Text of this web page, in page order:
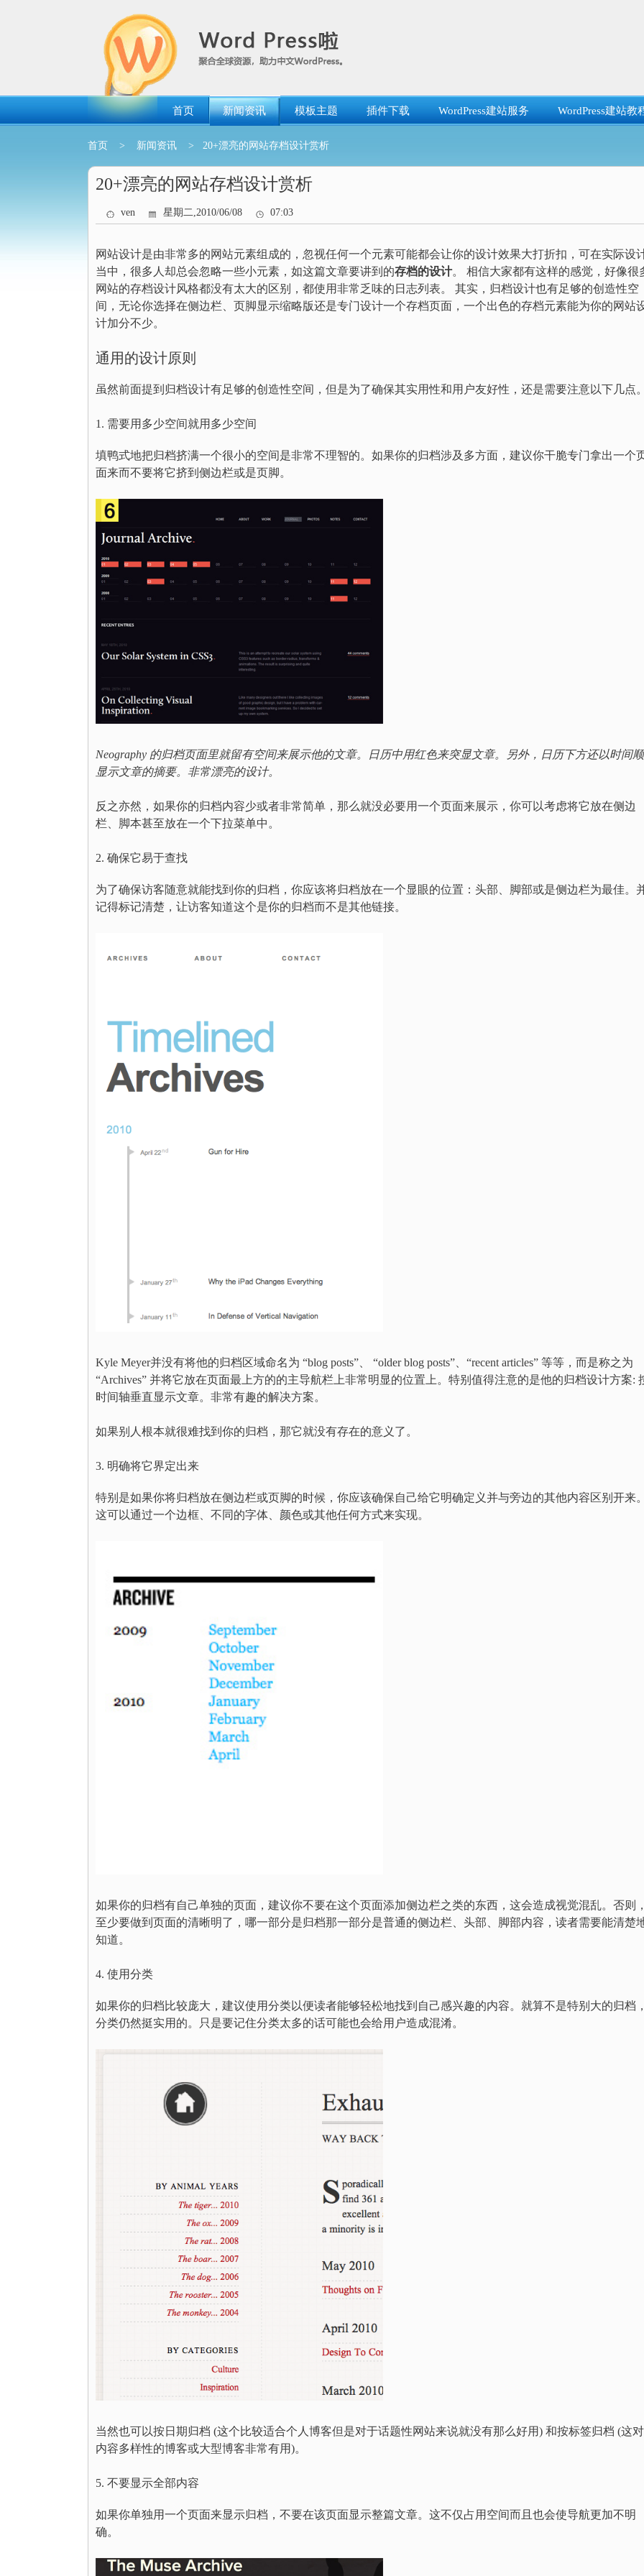
首页 新闻资讯 模板主题 插件下载 WordPress建站服务 WordPress建站教
首页 > 新闻资讯 > 20+漂亮的网站存档设计赏析
20+漂亮的网站存档设计赏析
ven 星期二,2010/06/08 07:03
网站设计是由非常多的网站元素组成的，忽视任何一个元素可能都会让你的设计效果大打折扣，可在实际设
当中，很多人却总会忽略一些小元素，如这篇文章要讲到的存档的设计。 相信大家都有这样的感觉，好像很
网站的存档设计风格都没有太大的区别，都使用非常乏味的日志列表。 其实，归档设计也有足够的创造性空
间，无论你选择在侧边栏、页脚显示缩略版还是专门设计一个存档页面，一个出色的存档元素能为你的网站
计加分不少。
通用的设计原则
虽然前面提到归档设计有足够的创造性空间，但是为了确保其实用性和用户友好性，还是需要注意以下几点
1. 需要用多少空间就用多少空间
填鸭式地把归档挤满一个很小的空间是非常不理智的。如果你的归档涉及多方面，建议你干脆专门拿出一个
面来而不要将它挤到侧边栏或是页脚。
Neography 的归档页面里就留有空间来展示他的文章。日历中用红色来突显文章。另外，日历下方还以时间
显示文章的摘要。非常漂亮的设计。
反之亦然，如果你的归档内容少或者非常简单，那么就没必要用一个页面来展示，你可以考虑将它放在侧边
栏、脚本甚至放在一个下拉菜单中。
2. 确保它易于查找
为了确保访客随意就能找到你的归档，你应该将归档放在一个显眼的位置：头部、脚部或是侧边栏为最佳。
记得标记清楚，让访客知道这个是你的归档而不是其他链接。
Kyle Meyer并没有将他的归档区域命名为 “blog posts”、 “older blog posts”、“recent articles” 等等，而是称之为
“Archives” 并将它放在页面最上方的的主导航栏上非常明显的位置上。特别值得注意的是他的归档设计方案:
时间轴垂直显示文章。非常有趣的解决方案。
如果别人根本就很难找到你的归档，那它就没有存在的意义了。
3. 明确将它界定出来
特别是如果你将归档放在侧边栏或页脚的时候，你应该确保自己给它明确定义并与旁边的其他内容区别开来
这可以通过一个边框、不同的字体、颜色或其他任何方式来实现。
如果你的归档有自己单独的页面，建议你不要在这个页面添加侧边栏之类的东西，这会造成视觉混乱。否则
至少要做到页面的清晰明了，哪一部分是归档那一部分是普通的侧边栏、头部、脚部内容，读者需要能清楚
知道。
4. 使用分类
如果你的归档比较庞大，建议使用分类以便读者能够轻松地找到自己感兴趣的内容。就算不是特别大的归档
分类仍然挺实用的。只是要记住分类太多的话可能也会给用户造成混淆。
当然也可以按日期归档 (这个比较适合个人博客但是对于话题性网站来说就没有那么好用) 和按标签归档 (这
内容多样性的博客或大型博客非常有用)。
5. 不要显示全部内容
如果你单独用一个页面来显示归档，不要在该页面显示整篇文章。这不仅占用空间而且也会使导航更加不明
确。